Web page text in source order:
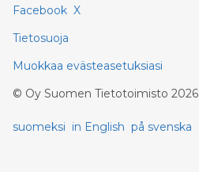
Facebook X
Tietosuoja
Muokkaa evästeasetuksiasi
© Oy Suomen Tietotoimisto 2026
suomeksi in English på svenska